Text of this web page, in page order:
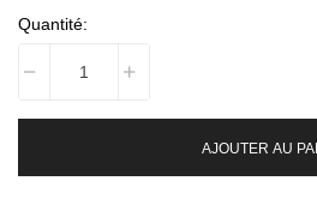
Quantité:
AJOUTER AU